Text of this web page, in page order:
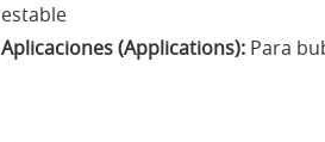
estable
Aplicaciones (Applications): Para